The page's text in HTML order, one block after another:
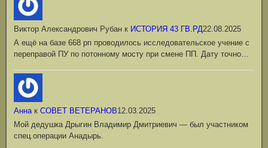
Виктор Александрович Рубан к ИСТОРИЯ 43 ГВ.РД22.08.2025
А ещё на базе 668 рп проводилось исследовательское учение с
переправой ПУ по потонному мосту при смене ПП. Дату точно…
Аннак СОВЕТ ВЕТЕРАНОВ12.03.2025
Мой дедушка Дрыгин Владимир Дмитриевич — был участником
спец.операции Анадырь.